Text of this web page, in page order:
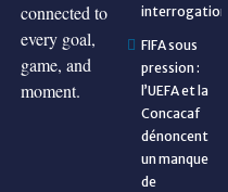
connected to
every goal,
game, and
moment.
interrogations
FIFA sous
pression :
l’UEFA et la
Concacaf
dénoncent
un manque
de